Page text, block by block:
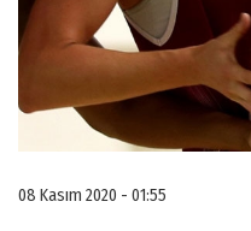
08 Kasım 2020 - 01:55